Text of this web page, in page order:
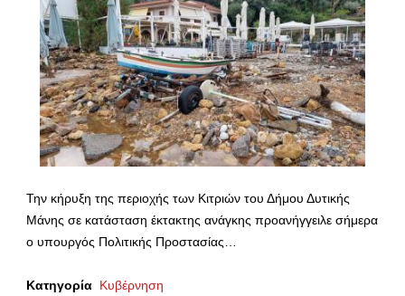
Την κήρυξη της περιοχής των Κιτριών του Δήμου Δυτικής
Μάνης σε κατάσταση έκτακτης ανάγκης προανήγγειλε σήμερα
ο υπουργός Πολιτικής Προστασίας…
Κατηγορία Κυβέρνηση